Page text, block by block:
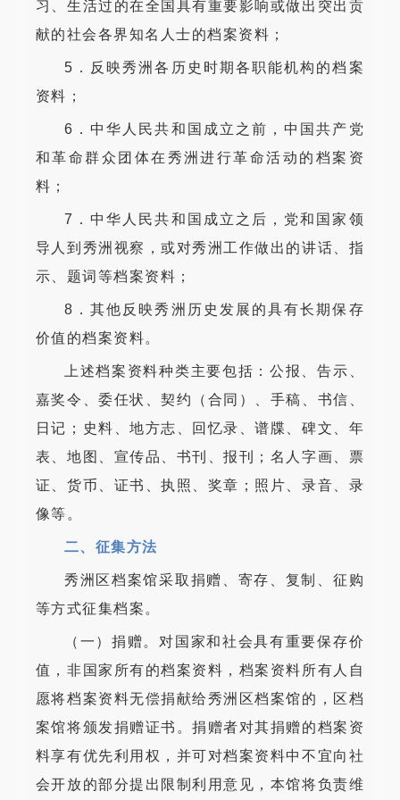
习、生活过的在全国具有重要影响或做出突出贡
献的社会各界知名人士的档案资料；
5．反映秀洲各历史时期各职能机构的档案
资料；
6．中华人民共和国成立之前，中国共产党
和革命群众团体在秀洲进行革命活动的档案资
料；
7．中华人民共和国成立之后，党和国家领
导人到秀洲视察，或对秀洲工作做出的讲话、指
示、题词等档案资料；
8．其他反映秀洲历史发展的具有长期保存
价值的档案资料。
上述档案资料种类主要包括：公报、告示、
嘉奖令、委任状、契约（合同）、手稿、书信、
日记；史料、地方志、回忆录、谱牒、碑文、年
表、地图、宣传品、书刊、报刊；名人字画、票
证、货币、证书、执照、奖章；照片、录音、录
像等。
二、征集方法
秀洲区档案馆采取捐赠、寄存、复制、征购
等方式征集档案。
（一）捐赠。对国家和社会具有重要保存价
值，非国家所有的档案资料，档案资料所有人自
愿将档案资料无偿捐献给秀洲区档案馆的，区档
案馆将颁发捐赠证书。捐赠者对其捐赠的档案资
料享有优先利用权，并可对档案资料中不宜向社
会开放的部分提出限制利用意见，本馆将负责维